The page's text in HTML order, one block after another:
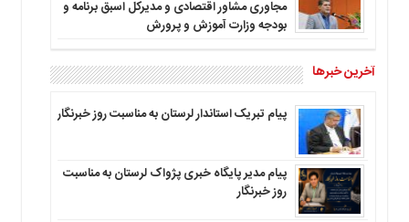
مجاوری مشاور اقتصادی و مدیرکل اسبق برنامه و
بودجه وزارت آموزش و پرورش
آخرین خبرها
پیام تبریک استاندار لرستان به‌ مناسبت روز خبرنگار
پیام مدیر پایگاه خبری پژواک لرستان به مناسبت
روز خبرنگار